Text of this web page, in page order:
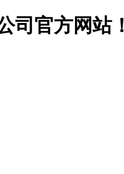
司官方网站！